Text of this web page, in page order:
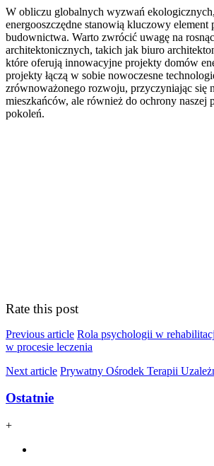
W obliczu globalnych wyzwań
energooszczędne stanowią kluczowy element
budownictwa. Warto zwrócić uwagę na
architektonicznych, takich jak biuro
które oferują innowacyjne projekty domów
projekty łączą w sobie nowoczesne
zrównoważonego rozwoju, przyczyniając się
mieszkańców, ale również do ochrony naszej
pokoleń.
Rate this post
Previous article Rola psychologii w
w procesie leczenia
Next article Prywatny Ośrodek Terapii
Ostatnie
+